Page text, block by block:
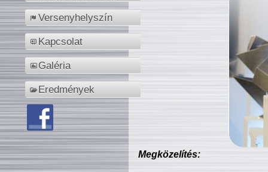
Versenyhelyszín
Kapcsolat
Galéria
Eredmények
Megközelítés: